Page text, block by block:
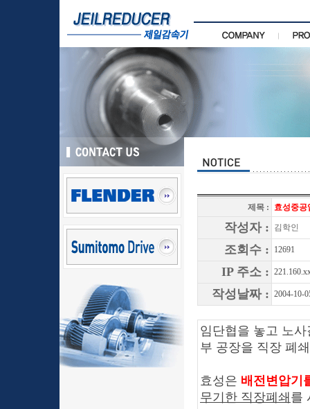
제목 : 효성중공
작성자 : 김학인
조회수 : 12691
IP 주소 :
작성날짜 : 2004-10-
임단협을 놓고 노
부 공장을 직장 폐
효성은 배전변압기
무기한 직장폐쇄 를